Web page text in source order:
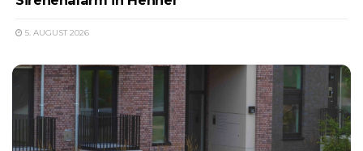
5. AUGUST 2026